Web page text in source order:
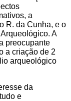
a
R. da Cunha, e o
A
preocupante
a criação de 2
arqueológico
da
e